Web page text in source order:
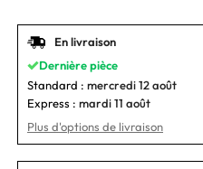
En livraison
Dernière pièce
Standard : mercredi 12 août
Express : mardi 11 août
Plus d'options de livraison